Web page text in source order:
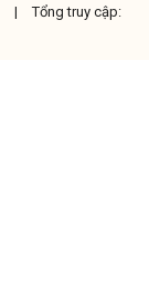
|
Tổng truy cập: